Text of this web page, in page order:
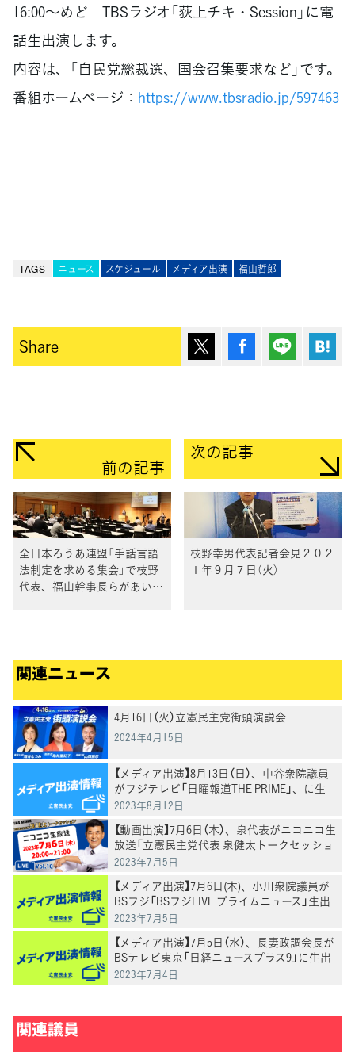
16:00～めど TBSラジオ「荻上チキ・Session」に電
話生出演します。
内容は、「自民党総裁選、国会召集要求など」です。
番組ホームページ： https://www.tbsradio.jp/597463
TAGS ニュース スケジュール メディア出演 福山哲郎
Share ポスト シェア Lineで送
前の記事
全日本ろうあ連盟「手話言語
法制定を求める集会」で枝野
代表、福山幹事長らがあいさ
次の記事
枝野幸男代表記者会見２０２
１年９月７日（火）
関連ニュース
4月16日（火）立憲民主党街頭演説会
2024年4月15日
【メディア出演】8月13日（日）、中谷衆院議員
がフジテレビ「日曜報道THE PRIME」、に生
出演
2023年8月12日
【動画出演】7月6日（木）、泉代表がニコニコ生
放送「立憲民主党代表 泉健太トークセッショ
ン」に生出演
2023年7月5日
【メディア出演】7月6日(木)、小川衆院議員が
BSフジ「BSフジLIVE プライムニュース」生出
演
2023年7月5日
【メディア出演】7月5日（水）、長妻政調会長が
BSテレビ東京「日経ニュースプラス9」に生出
演
2023年7月4日
関連議員